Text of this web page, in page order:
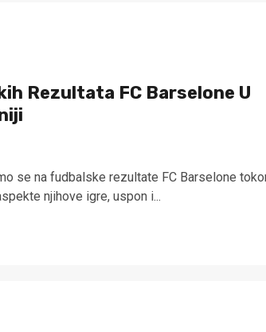
Rezultata FC Barselone U
se na fudbalske rezultate FC Barselone
njihove igre, uspon i...